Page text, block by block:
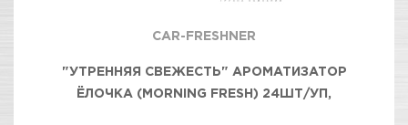
CAR-FRESHNER
"УТРЕННЯЯ СВЕЖЕСТЬ" АРОМАТИЗАТОР
ЁЛОЧКА (MORNING FRESH) 24ШТ/УП,